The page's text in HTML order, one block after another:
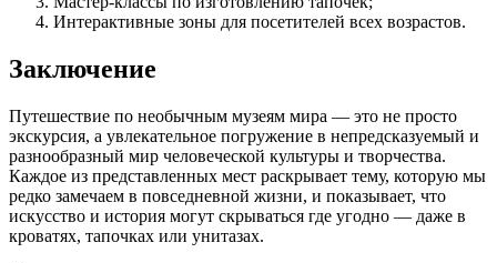
Интерактивные зоны для посетителей всех возрастов.
Заключение
Путешествие по необычным музеям мира — это не просто
экскурсия, а увлекательное погружение в непредсказуемый и
разнообразный мир человеческой культуры и творчества.
Каждое из представленных мест раскрывает тему, которую мы
редко замечаем в повседневной жизни, и показывает, что
искусство и история могут скрываться где угодно — даже в
кроватях, тапочках или унитазах.